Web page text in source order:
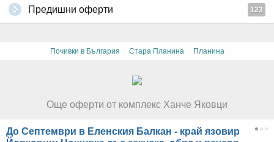
Предишни оферти 123
Почивки в България · Стара Планина · Планина
Още оферти от комплекс Ханче Яковци
До Септември в Еленския Балкан - край язовир